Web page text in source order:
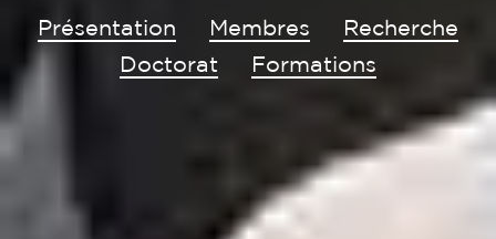
Présentation Membres
Recherche
Doctorat
Formations